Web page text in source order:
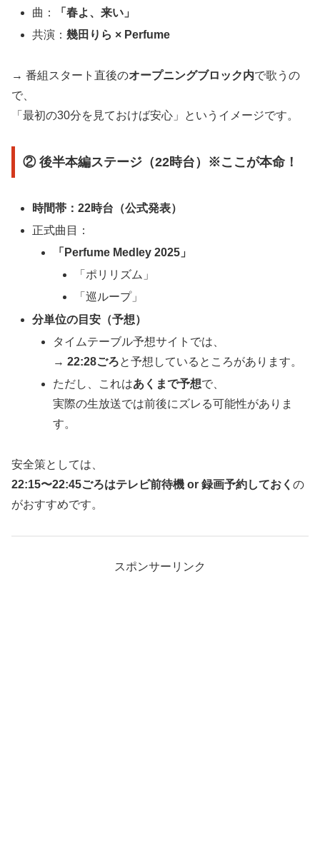
曲：
「春よ、来い」
共演：幾田りら × Perfume
→ 番組スタート直後のオープニングブロック内で歌うの
で、
「最初の30分を見ておけば安心」というイメージです。
② 後半本編ステージ（22時台）※ここが本命！
時間帯：22時台（公式発表）
正式曲目：
「Perfume Medley 2025」
「ポリリズム」
「巡ループ」
分単位の目安（予想）
タイムテーブル予想サイトでは、
→22:28ごろと予想しているところがあります。
ただし、これはあくまで予想で、
実際の生放送では前後にズレる可能性がありま
す。
安全策としては、
22:15〜22:45ごろはテレビ前待機 or 録画予約しておく の
がおすすめです。
スポンサーリンク